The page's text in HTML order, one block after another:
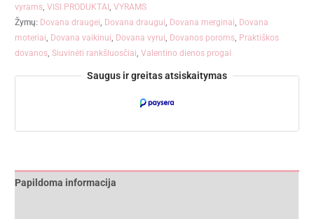
vyrams,VISI PRODUKTAI,VYRAMS
Žymų: Dovana draugei, Dovana draugui, Dovana merginai, Dovana
moteriai, Dovana vaikinui, Dovana vyrui, Dovanos poroms, Praktiškos
dovanos,Siuvinėti rankšluosčiai,Valentino dienos progai
Saugus ir greitas atsiskaitymas
Papildoma informacija